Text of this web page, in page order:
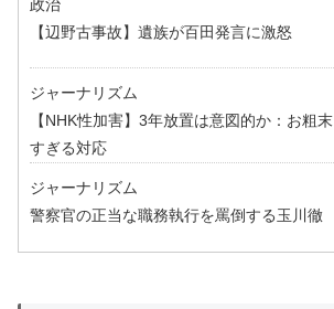
政治
【辺野古事故】遺族が百田発言に激怒
ジャーナリズム
【NHK性加害】3年放置は意図的か：お粗末
すぎる対応
ジャーナリズム
警察官の正当な職務執行を罵倒する玉川徹